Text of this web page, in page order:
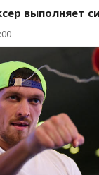
выполняет